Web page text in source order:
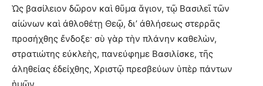
Ὡς βασίλειον δῶρον καὶ θῦμα ἅγιον, τῷ Βασιλεῖ τῶν
αἰώνων καὶ ἀθλοθέτῃ Θεῷ, δι’ ἀθλήσεως στερρᾶς
προσήχθης ἔνδοξε· σὺ γὰρ τὴν πλάνην καθελὼν,
στρατιώτης εὐκλεὴς, πανεύφημε Βασιλίσκε, τῆς
ἀληθείας ἐδείχθης, Χριστῷ πρεσβεύων ὑπὲρ πάντων